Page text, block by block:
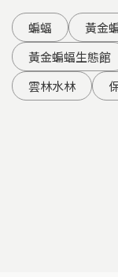
蝙蝠 黃金
黃金蝙蝠生態館
雲林水林